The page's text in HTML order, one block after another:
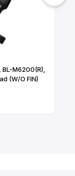
BL-M6200(R),
(W/O FIN)